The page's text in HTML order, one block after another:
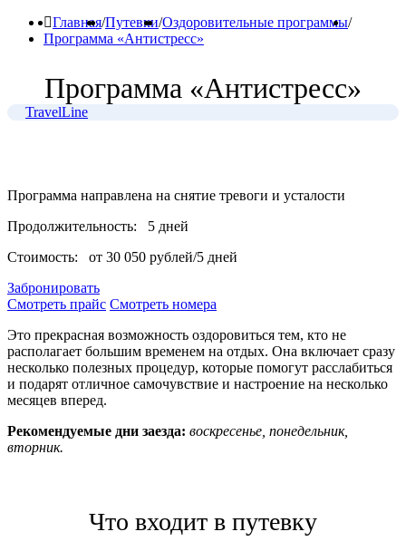
Главная/Путевки/Оздоровительные программы/
Программа «Антистресс»
Программа «Антистресс»
TravelLine
Программа направлена на снятие тревоги и усталости
Продолжительность:
5 дней
Стоимость:
от 30 050 рублей/5 дней
Забронировать
Смотреть прайс Смотреть номера
Это прекрасная возможность оздоровиться тем, кто не
располагает большим временем на отдых. Она включает сразу
несколько полезных процедур, которые помогут расслабиться
и подарят отличное самочувствие и настроение на несколько
месяцев вперед.
Рекомендуемые дни заезда: воскресенье, понедельник,
вторник.
Что входит в путевку